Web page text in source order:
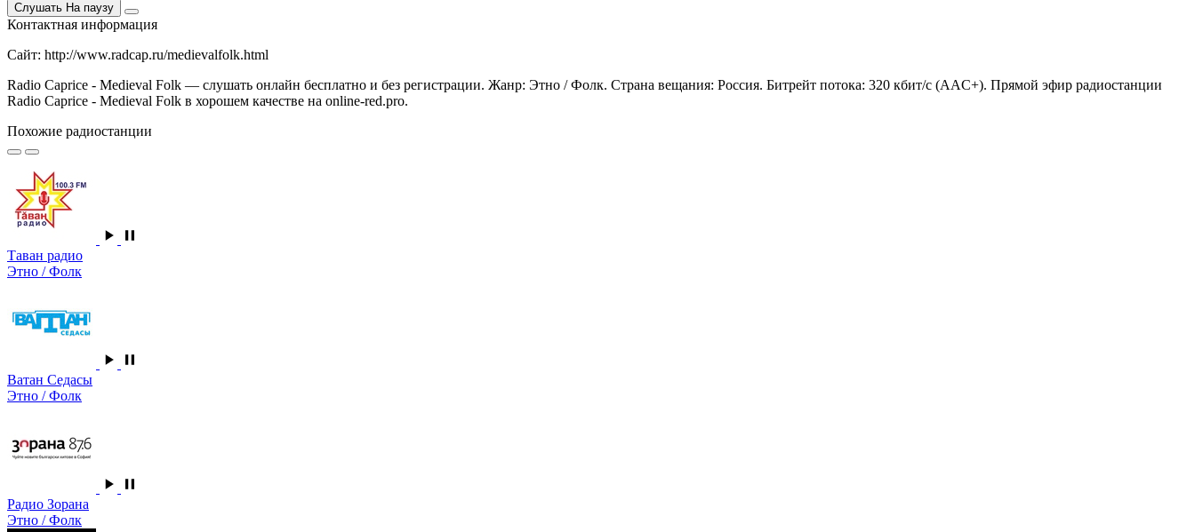
Слушать На паузу
Контактная информация
Сайт: http://www.radcap.ru/medievalfolk.html
Radio Caprice - Medieval Folk — слушать онлайн бесплатно и без регистрации. Жанр: Этно / Фолк. Страна вещания: Россия. Битрейт потока: 320 кбит/с (AAC+). Прямой эфир радиостанции
Radio Caprice - Medieval Folk в хорошем качестве на online-red.pro.
Похожие радиостанции
Таван радио
Этно / Фолк
Ватан Седасы
Этно / Фолк
Радио Зорана
Этно / Фолк